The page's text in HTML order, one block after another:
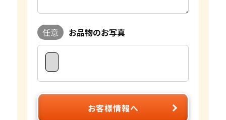
任意 お品物のお写真
お客様情報へ